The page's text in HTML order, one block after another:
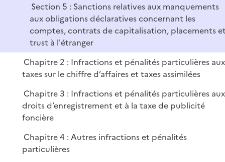
Section 5 : Sanctions relatives aux manquements
aux obligations déclaratives concernant les
comptes, contrats de capitalisation, placements
trust à l'étranger
Chapitre 2 : Infractions et pénalités particulières aux
taxes sur le chiffre d’affaires et taxes assimilées
Chapitre 3 : Infractions et pénalités particulières aux
droits d’enregistrement et à la taxe de publicité
foncière
Chapitre 4 : Autres infractions et pénalités
particulières